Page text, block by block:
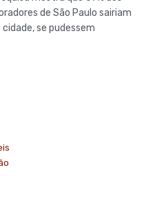
de São Paulo sairiam
cidade, se pudessem